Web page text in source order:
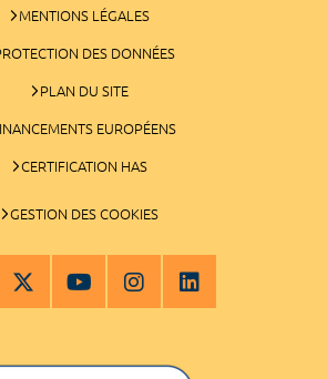
MENTIONS LÉGALES
DES DONNÉES
PLAN DU SITE
EUROPÉENS
CERTIFICATION HAS
GESTION DES COOKIES